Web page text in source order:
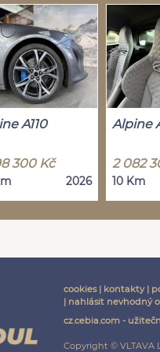
A110
300 Kč
2026
Alpine
2 082
10 Km
cookies| kontakty|
| nahlásit nevhodný
cz.cebia.com -
Copyright © VLTAVA